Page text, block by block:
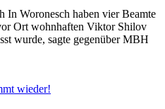
In Woronesch haben vier Beamte
Ort wohnhaften Viktor Shilov
wurde, sagte gegenüber MBH